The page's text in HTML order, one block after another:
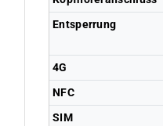
Entsperrung
4G
NFC
SIM